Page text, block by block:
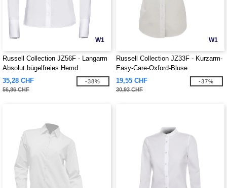
W1
Russell Collection JZ56F - Langarm
Absolut bügelfreies Hemd
35,28 CHF
56,86 CHF
-38%
W1
Russell Collection JZ33F - Kurzarm-
Easy-Care-Oxford-Bluse
19,55 CHF
30,93 CHF
-37%